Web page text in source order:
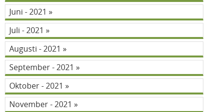
Juni - 2021
Juli - 2021
Augusti - 2021
September - 2021
Oktober - 2021
November - 2021